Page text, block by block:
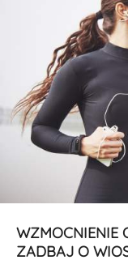
WZMOCNIENIE
ZADBAJ O